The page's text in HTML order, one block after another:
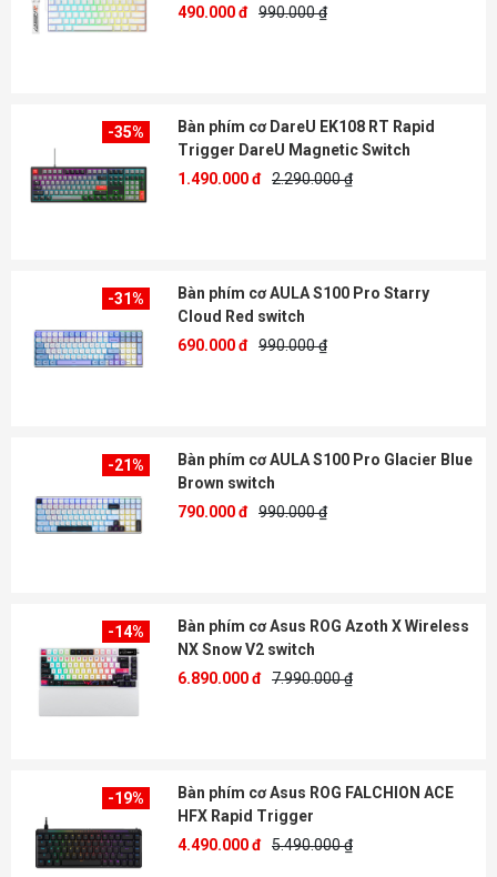
490.000 đ 990.000 ₫
-35%
Bàn phím cơ DareU EK108 RT Rapid
Trigger DareU Magnetic Switch
1.490.000 đ 2.290.000 ₫
-31%
Bàn phím cơ AULA S100 Pro Starry
Cloud Red switch
690.000 đ 990.000 ₫
-21%
Bàn phím cơ AULA S100 Pro Glacier Blue
Brown switch
790.000 đ 990.000 ₫
-14%
Bàn phím cơ Asus ROG Azoth X Wireless
NX Snow V2 switch
6.890.000 đ 7.990.000 ₫
-19%
Bàn phím cơ Asus ROG FALCHION ACE
HFX Rapid Trigger
4.490.000 đ 5.490.000 ₫